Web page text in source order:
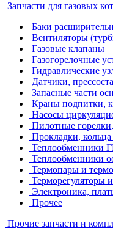
Запчасти для газовых
Баки
Вентиляторы
Газовые клапаны
Газогорелочные
Гидравлические
Датчики,
Запасные части
Краны подпитки,
Насосы
Пилотные
Прокладки,
Теплообменники
Теплообменники
Термопары и
Терморегуляторы
Электроника,
Прочее
Прочие запчасти и